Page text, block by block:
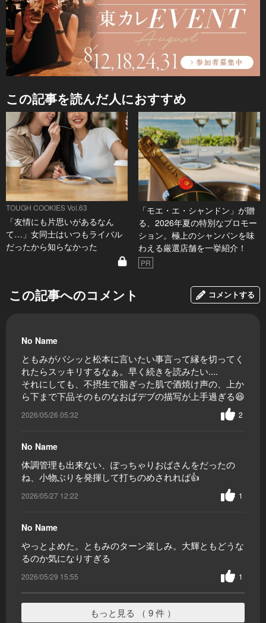
この記事を読んだ人におすすめ
TOUGH COOKIES Vol.63
「友情にも片思いがあるなん
て…」女同士はいつもライバル
だったから知らなかった
「モエ・エ・シャンドン」が贈
る、2026年夏の特別なプロモー
ション。極上のシャンパンを味
わえる厳選店舗を一挙紹介！
PR
この記事へのコメント コメントする
No Name
ともみがバシッと松本に言いたい事言って縁を切ってく
れたらスッキリするなぁ。早く続きを読みたい....
それにしても、不摂生で脂ぎった肌で酒焼け声の、上か
ら下まで下品そのものなおばデブの描写が上手過ぎる😆
2026/05/26 05:32 2
No Name
体調管理も出来ない、ぽっちゃりおばさんをだったの
ね、小物ぶりを発揮して打ちのめされれば👍
2026/05/27 12:22 1
No Name
やっとよめた。ともみのターン楽しみ。大輝ともどうな
るのか気になりすぎる
2026/05/29 15:55 1
もっと見る （ 9 件 ）